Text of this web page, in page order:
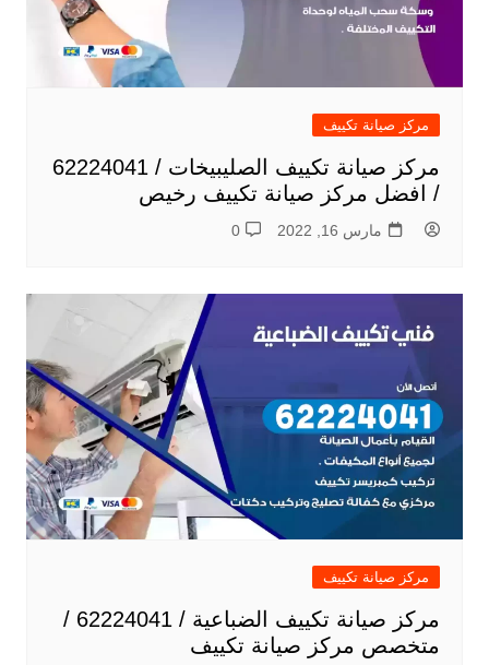
مركز صيانة تكييف
مركز صيانة تكييف الصليبيخات / 62224041
/ افضل مركز صيانة تكييف رخيص
مارس 16, 2022 0
مركز صيانة تكييف
مركز صيانة تكييف الضباعية / 62224041 /
متخصص مركز صيانة تكييف